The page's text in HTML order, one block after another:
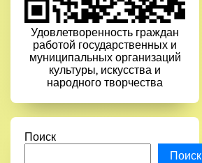
Удовлетворенность граждан
работой государственных и
муниципальных организаций
культуры, искусства и
народного творчества
Поиск
Поиск